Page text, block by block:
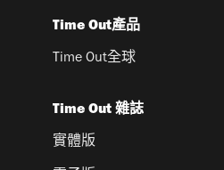
Time Out產品
Time Out全球
Time Out 雜誌
實體版